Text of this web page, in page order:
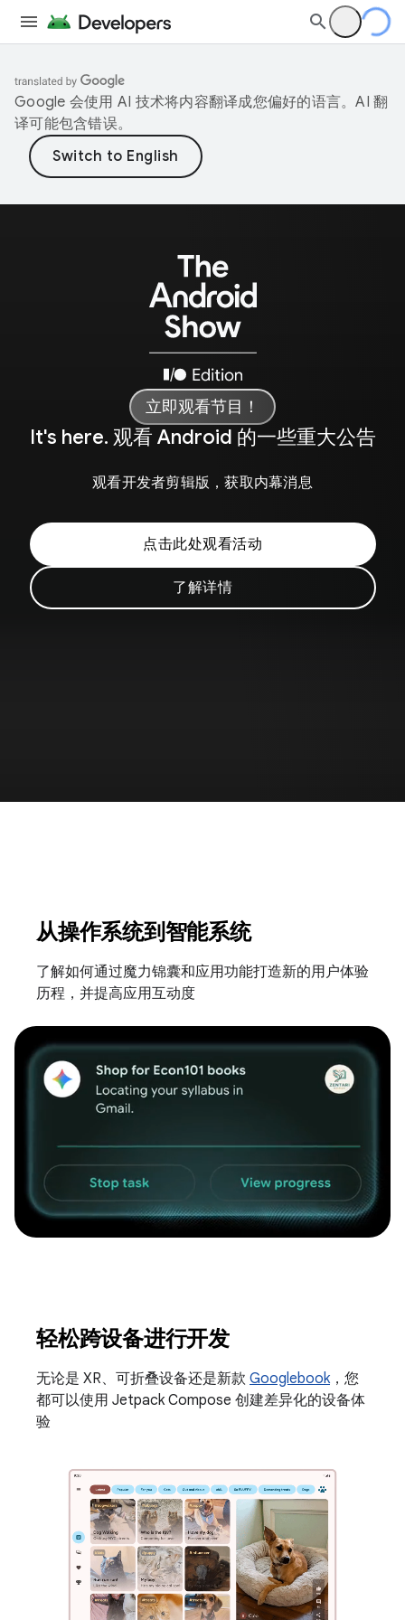
Google 会使用 AI 技术将内容翻译成您偏好的语言。AI 翻
译可能包含错误。
立即观看节目！
It's here. 观看 Android 的一些重大公告
观看开发者剪辑版，获取内幕消息
点击此处观看活动
了解详情
从操作系统到智能系统
了解如何通过魔力锦囊和应用功能打造新的用户体验
历程，并提高应用互动度
轻松跨设备进行开发
无论是 XR、可折叠设备还是新款 Googlebook，您
都可以使用 Jetpack Compose 创建差异化的设备体
验